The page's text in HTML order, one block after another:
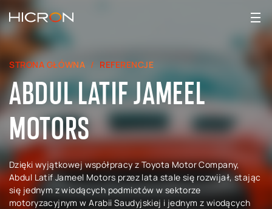
STRONA GŁÓWNA REFERENCJE
ABDUL LATIF JAMEEL
MOTORS
Dzięki wyjątkowej współpracy z Toyota Motor Company,
Abdul Latif Jameel Motors przez lata stale się rozwijał, stając
się jednym z wiodących podmiotów w sektorze
motoryzacyjnym w Arabii Saudyjskiej i jednym z wiodących